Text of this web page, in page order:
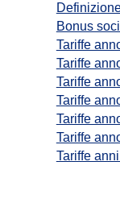
Bonus
Tariffe
Tariffe
Tariffe
Tariffe
Tariffe
Tariffe
Tariffe